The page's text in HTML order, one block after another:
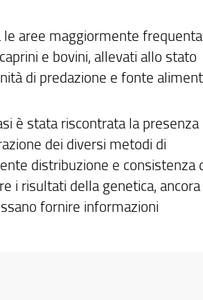
aree maggiormente
e bovini, allevati allo stato
di predazione e fonte
è stata riscontrata la presenza
dei diversi metodi di
distribuzione e consistenza
i risultati della genetica, ancora
fornire informazioni